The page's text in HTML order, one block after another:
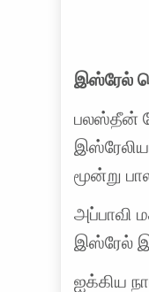
இஸ்ரேல்
பலஸ்தீன்
மூன்று
அப்பாவி
இஸ்ரேல்
ஐக்கிய